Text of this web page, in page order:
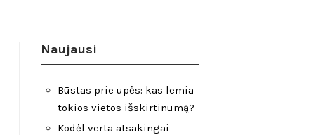
Naujausi
Būstas prie upės: kas lemia
tokios vietos išskirtinumą?
Kodėl verta atsakingai